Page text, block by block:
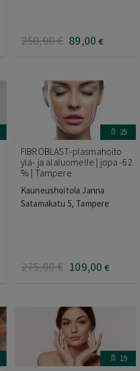
250,00€ 89,00 €
25
FIBROBLAST-plasmahoito
ylä- ja alaluomelle | jopa -62
% | Tampere
Kauneushoitola Janna
Satamakatu 5, Tampere
275,00€ 109,00 €
19